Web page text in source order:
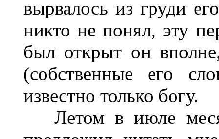
вырвалось из груди
никто не понял, эту
был открыт он
(собственные его
известно только богу.
Летом в июле